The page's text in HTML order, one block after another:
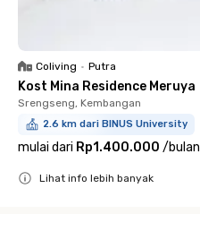
Coliving • Putra
Kost Mina Residence Meruya
Srengseng, Kembangan
2.6 km dari BINUS University
mulai dari Rp1.400.000 /bulan
Lihat info lebih banyak